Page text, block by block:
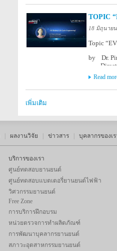
Part of
Theme
Thursday
At Grand
TOPIC
18 มิถุนาย
Topic
by Dr.
Director
National
Part of
Read
เพิ่มเติม
ผลงานวิจัย ข่าวสาร บุคลากรของเ
บริการของเรา
ศูนย์ทดสอบยานยนต์
ศูนย์ทดสอบแบตเตอรี่ยานยนต์ไฟฟ้า
วิศวกรรมยานยนต์
Free Zone
การบริการฝึกอบรม
หน่วยตรวจการทำผลิตภัณฑ์
การพัฒนาบุคลากรยานยนต์
สภาวะอุตสาหกรรมยานยนต์